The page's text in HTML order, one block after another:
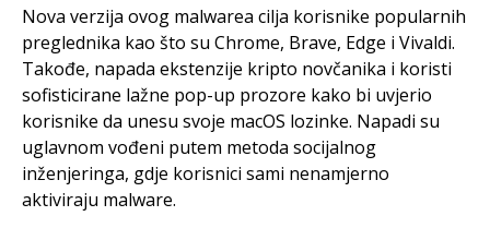
Nova verzija ovog malwarea cilja korisnike popularnih
preglednika kao što su Chrome, Brave, Edge i Vivaldi.
Takođe, napada ekstenzije kripto novčanika i koristi
sofisticirane lažne pop-up prozore kako bi uvjerio
korisnike da unesu svoje macOS lozinke. Napadi su
uglavnom vođeni putem metoda socijalnog
inženjeringa, gdje korisnici sami nenamjerno
aktiviraju malware.